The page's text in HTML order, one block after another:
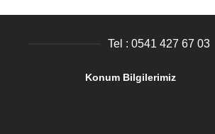
Tel : 0541 427 67 03
Konum Bilgilerimiz